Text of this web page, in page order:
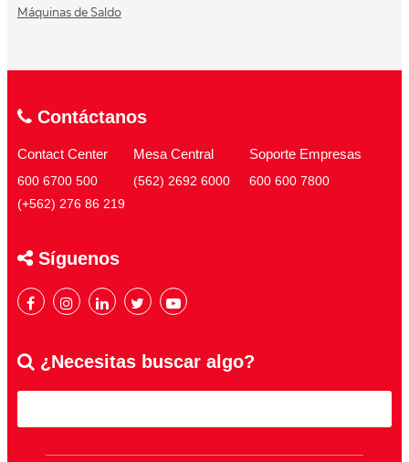
Máquinas de Saldo
Contáctanos
Contact Center
600 6700 500
(+562) 276 86 219
Mesa Central
(562) 2692 6000
Soporte Empresas
600 600 7800
Síguenos
¿Necesitas buscar algo?